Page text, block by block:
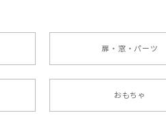
扉・窓・パーツ
おもちゃ